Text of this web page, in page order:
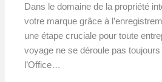
Dans le domaine de la propriété
votre marque grâce à
une étape cruciale pour toute
voyage ne se déroule pas
l’Office…